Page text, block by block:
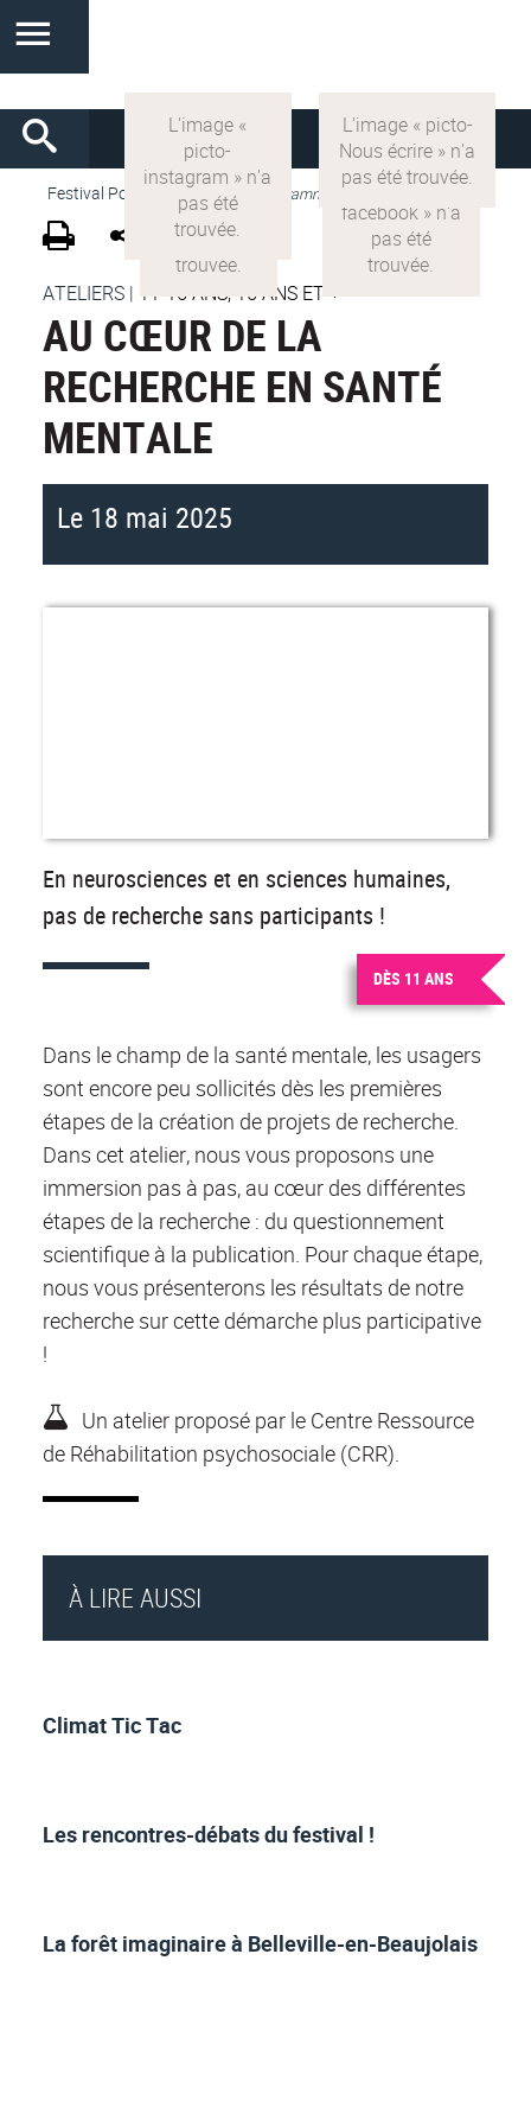
Festival Pop'Sciences >VF Programme 2025
ATELIERS | 11-15 ANS, 15 ANS ET +
AU CŒUR DE LA
RECHERCHE EN SANTÉ
MENTALE
Le 18 mai 2025
En neurosciences et en sciences humaines,
pas de recherche sans participants !
DÈS 11 ANS
Dans le champ de la santé mentale, les usagers
sont encore peu sollicités dès les premières
étapes de la création de projets de recherche.
Dans cet atelier, nous vous proposons une
immersion pas à pas, au cœur des différentes
étapes de la recherche : du questionnement
scientifique à la publication. Pour chaque étape,
nous vous présenterons les résultats de notre
recherche sur cette démarche plus participative
!
Un atelier proposé par le Centre Ressource
de Réhabilitation psychosociale (CRR).
À LIRE AUSSI
Climat Tic Tac
Les rencontres-débats du festival !
La forêt imaginaire à Belleville-en-Beaujolais